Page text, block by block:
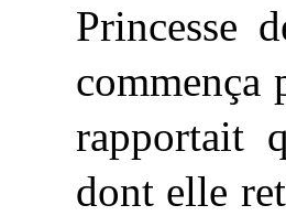
Princesse
commença
rapportait
dont elle